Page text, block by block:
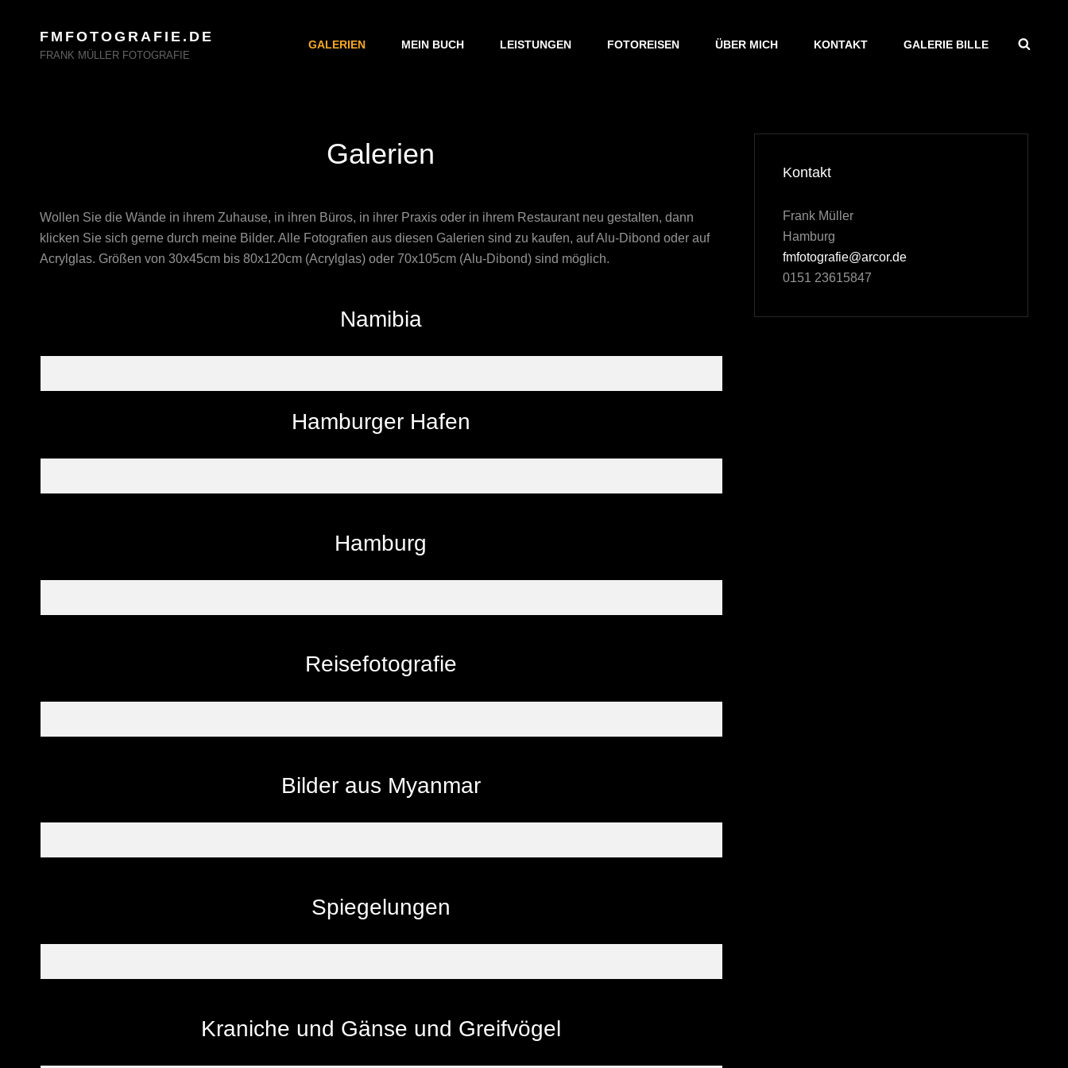
FMFOTOGRAFIE.DE
FRANK MÜLLER FOTOGRAFIE
GALERIEN MEIN BUCH LEISTUNGEN FOTOREISEN ÜBER MICH KONTAKT GALERIE BILLE
Galerien
Wollen Sie die Wände in ihrem Zuhause, in ihren Büros, in ihrer Praxis oder in ihrem Restaurant neu gestalten, dann
klicken Sie sich gerne durch meine Bilder. Alle Fotografien aus diesen Galerien sind zu kaufen, auf Alu-Dibond oder auf
Acrylglas. Größen von 30x45cm bis 80x120cm (Acrylglas) oder 70x105cm (Alu-Dibond) sind möglich.
Namibia
Hamburger Hafen
Hamburg
Reisefotografie
Bilder aus Myanmar
Spiegelungen
Kraniche und Gänse und Greifvögel
Kontakt
Frank Müller
Hamburg
fmfotografie@arcor.de
0151 23615847